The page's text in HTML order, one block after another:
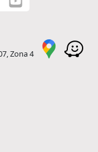
Zona 4